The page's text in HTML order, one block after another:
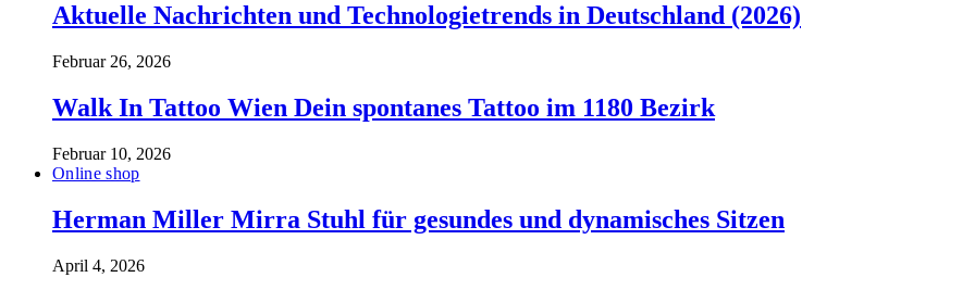
Aktuelle Nachrichten und Technologietrends in Deutschland (2026)
Februar 26, 2026
Walk In Tattoo Wien Dein spontanes Tattoo im 1180 Bezirk
Februar 10, 2026
Online shop
Herman Miller Mirra Stuhl für gesundes und dynamisches Sitzen
April 4, 2026